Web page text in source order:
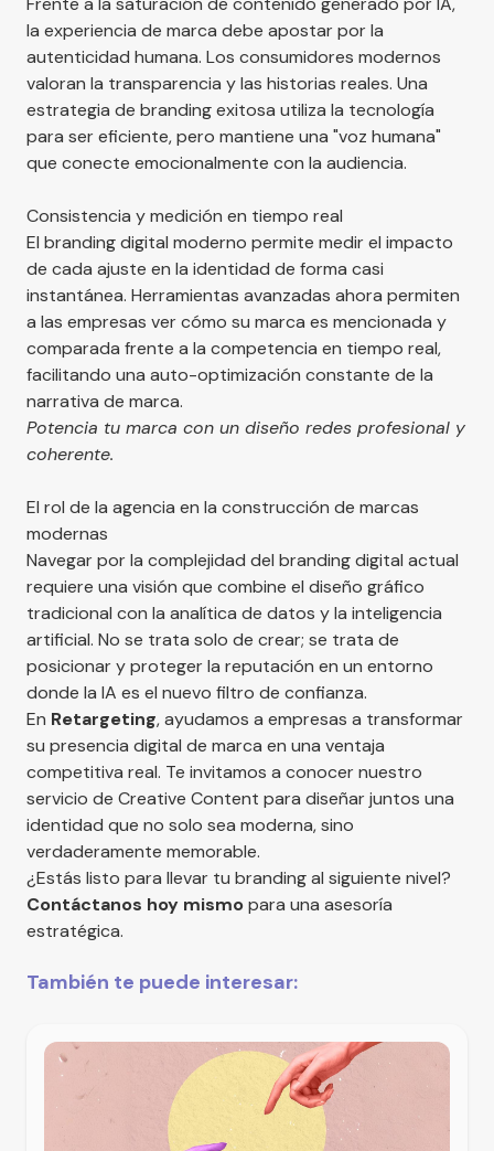
la experiencia de marca debe apostar por la
autenticidad humana. Los consumidores modernos
valoran la transparencia y las historias reales. Una
estrategia de branding exitosa utiliza la tecnología
para ser eficiente, pero mantiene una "voz humana"
que conecte emocionalmente con la audiencia.
Consistencia y medición en tiempo real
El branding digital moderno permite medir el impacto
de cada ajuste en la identidad de forma casi
instantánea. Herramientas avanzadas ahora permiten
a las empresas ver cómo su marca es mencionada y
comparada frente a la competencia en tiempo real,
facilitando una auto-optimización constante de la
narrativa de marca.
Potencia tu marca con un diseño redes profesional y
coherente.
El rol de la agencia en la construcción de marcas
modernas
Navegar por la complejidad del branding digital actual
requiere una visión que combine el diseño gráfico
tradicional con la analítica de datos y la inteligencia
artificial. No se trata solo de crear; se trata de
posicionar y proteger la reputación en un entorno
donde la IA es el nuevo filtro de confianza.
En Retargeting, ayudamos a empresas a transformar
su presencia digital de marca en una ventaja
competitiva real. Te invitamos a conocer nuestro
servicio de Creative Content para diseñar juntos una
identidad que no solo sea moderna, sino
verdaderamente memorable.
¿Estás listo para llevar tu branding al siguiente nivel?
Contáctanos hoy mismopara una asesoría
estratégica.
También te puede interesar: